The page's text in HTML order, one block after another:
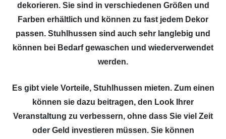
dekorieren. Sie sind in verschiedenen Größen und
Farben erhältlich und können zu fast jedem Dekor
passen. Stuhlhussen sind auch sehr langlebig und
können bei Bedarf gewaschen und wiederverwendet
werden.
Es gibt viele Vorteile, Stuhlhussen mieten. Zum einen
können sie dazu beitragen, den Look Ihrer
Veranstaltung zu verbessern, ohne dass Sie viel Zeit
oder Geld investieren müssen. Sie können